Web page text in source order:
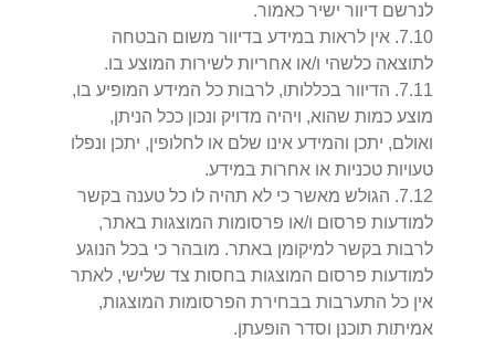
לנרשם דיוור ישיר כאמור.
7.10
. אין לראות במידע בדיוור משום הבטחה
לתוצאה כלשהי ו/או אחריות לשירות המוצע בו.
7.11
. הדיוור בכללותו, לרבות כל המידע המופיע בו,
מוצע כמות שהוא, ויהיה מדויק ונכון ככל הניתן,
ואולם, יתכן והמידע אינו שלם או לחלופין, יתכן ונפלו
טעויות טכניות או אחרות במידע.
7.12
. הגולש מאשר כי לא תהיה לו כל טענה בקשר
למודעות פרסום ו/או פרסומות המוצגות באתר,
לרבות בקשר למיקומן באתר. מובהר כי בכל הנוגע
למודעות פרסום המוצגות בחסות צד שלישי, לאתר
אין כל התערבות בבחירת הפרסומות המוצגות,
אמיתות תוכנן וסדר הופעתן.